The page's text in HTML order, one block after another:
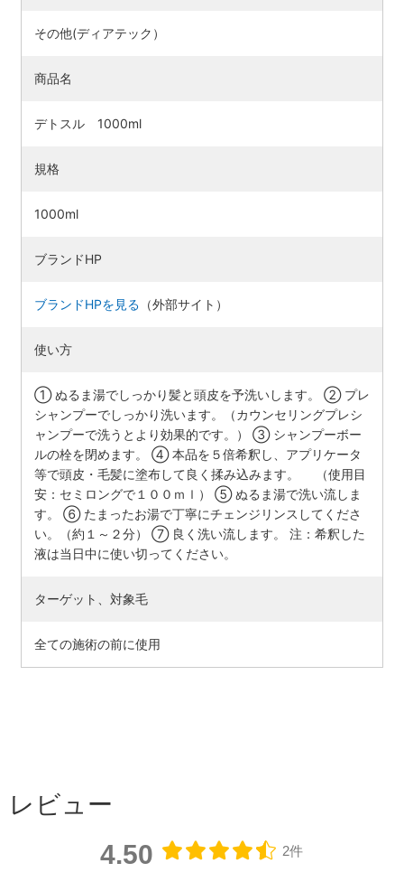
その他(ディアテック）
商品名
デトスル 1000ml
規格
1000ml
ブランドHP
ブランドHPを見る （外部サイト）
使い方
① ぬるま湯でしっかり髪と頭皮を予洗いします。 ② プレ
シャンプーでしっかり洗います。（カウンセリングプレシ
ャンプーで洗うとより効果的です。） ③ シャンプーボー
ルの栓を閉めます。 ④ 本品を５倍希釈し、アプリケータ
等で頭皮・毛髪に塗布して良く揉み込みます。 （使用目
安：セミロングで１００ｍｌ） ⑤ ぬるま湯で洗い流しま
す。 ⑥ たまったお湯で丁寧にチェンジリンスしてくださ
い。（約１～２分） ⑦ 良く洗い流します。 注：希釈した
液は当日中に使い切ってください。
ターゲット、対象毛
全ての施術の前に使用
レビュー
4.50 2件